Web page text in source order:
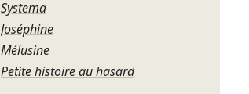
Systema
Joséphine
Mélusine
Petite histoire au hasard